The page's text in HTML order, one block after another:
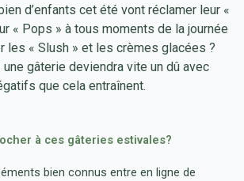
d’enfants cet été vont réclamer leur «
« Pops » à tous moments de la journée
les « Slush » et les crèmes glacées ?
gâterie deviendra vite un dû avec
que cela entraînent.
à ces gâteries estivales?
bien connus entre en ligne de